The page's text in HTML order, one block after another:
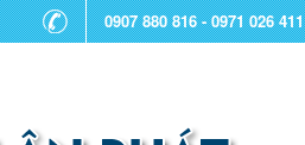
0907 880 816 - 0971 026 411